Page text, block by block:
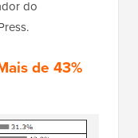
do
de 43%